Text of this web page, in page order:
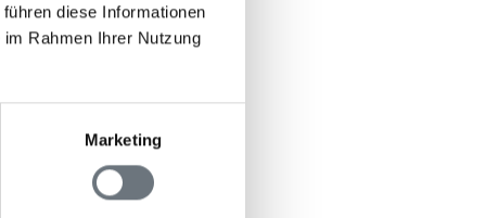
diese Informationen
Rahmen Ihrer Nutzung
Marketing
af Danmark
im Süden. Die
, die sowohl
von Skagen
und zentral